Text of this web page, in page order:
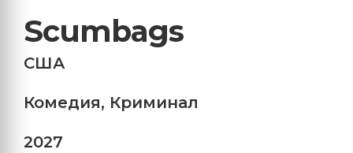
Scumbags
США
Комедия, Криминал
2027